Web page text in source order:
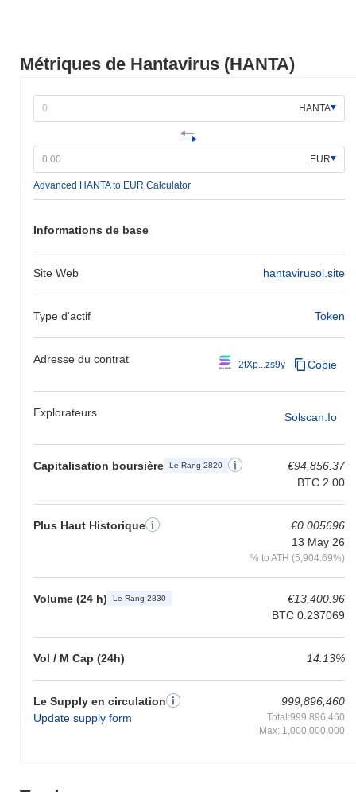
Métriques de Hantavirus (HANTA)
HANTA
EUR
Advanced HANTA to EUR Calculator
Informations de base
Site Web hantavirusol.site
Type d'actif Token
Adresse du contrat 2tXp...zs9y Copie
Explorateurs Solscan.io
Capitalisation boursière Le Rang 2820
€94,856.37
BTC 2.00
Plus Haut Historique
€0.005696
13 May 26
% to ATH (5,904.69%)
Volume (24 h) Le Rang 2830
€13,400.96
BTC 0.237069
Vol / M Cap (24h) 14.13%
Le Supply en circulation
Update supply form
999,896,460
Total:999,896,460
Max: 1,000,000,000